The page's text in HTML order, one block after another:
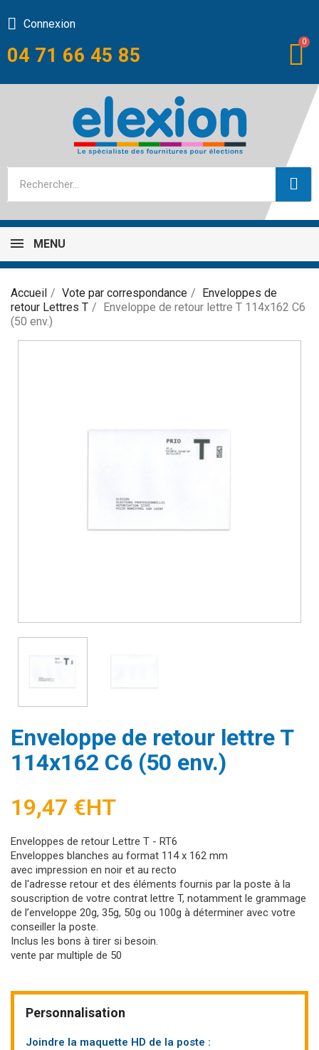
04 71 66 45 85
Connexion
MENU
Accueil Vote par correspondance
Enveloppes de
retour Lettres T
Enveloppe de retour lettre T 114x162 C6
(50 env.)
Enveloppe de retour lettre T
114x162 C6 (50 env.)
19,47 €HT
Enveloppes de retour Lettre T - RT6
Enveloppes blanches au format 114 x 162 mm
avec impression en noir et au recto
de l'adresse retour et des éléments fournis par la poste à la
souscription de votre contrat lettre T, notamment le grammage
de l’enveloppe 20g, 35g, 50g ou 100g à déterminer avec votre
conseiller la poste.
Inclus les bons à tirer si besoin.
vente par multiple de 50
Personnalisation
Joindre la maquette HD de la poste :